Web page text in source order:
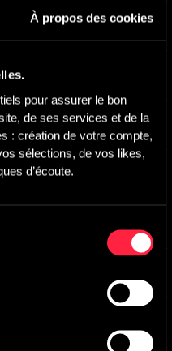
À propos des cookies
pour assurer le bon
de ses services et de la
: création de votre compte,
sélections, de vos likes,
d’écoute.
Version